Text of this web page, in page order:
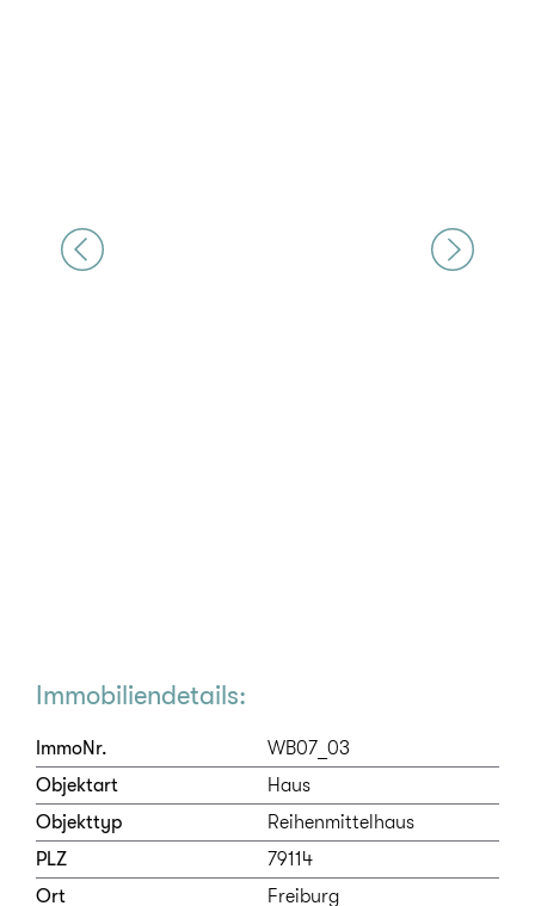
Immobiliendetails:
ImmoNr.
WB07_03
Objektart
Haus
Objekttyp
Reihenmittelhaus
PLZ
79114
Ort
Freiburg